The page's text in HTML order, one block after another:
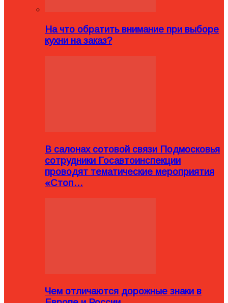
На что обратить внимание при выборе
кухни на заказ?
В салонах сотовой связи Подмосковья
сотрудники Госавтоинспекции
проводят тематические мероприятия
«Стоп…
Чем отличаются дорожные знаки в